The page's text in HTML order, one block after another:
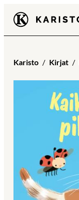
Siirry
suoraan
sisältöön
Karisto
Karisto Kirjat